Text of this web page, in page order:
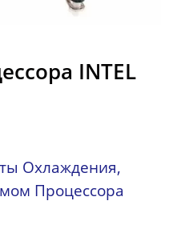
INTEL
Охлаждения,
Процессора